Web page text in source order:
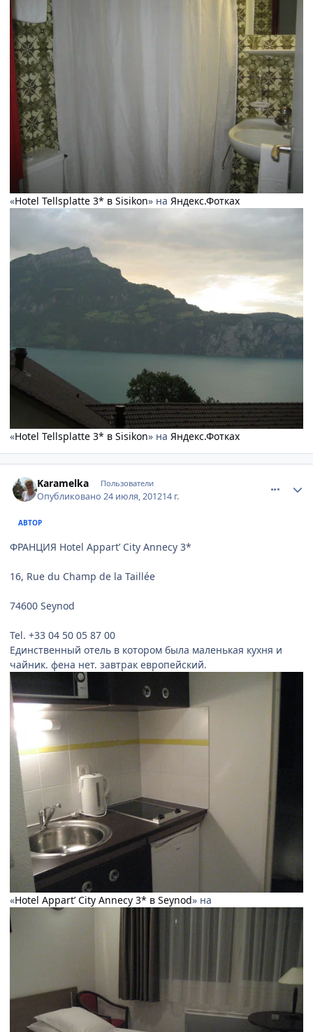
«Hotel Tellsplatte 3* в Sisikon» на Яндекс.Фотках
«Hotel Tellsplatte 3* в Sisikon» на Яндекс.Фотках
Karamelka Пользователи
Опубликовано24 июля, 201214 г.
АВТОР
ФРАНЦИЯ Hotel Appart’ City Annecy 3*
16, Rue du Champ de la Taillée
74600 Seynod
Tel. +33 04 50 05 87 00
Единственный отель в котором была маленькая кухня и
чайник. фена нет. завтрак европейский.
«Hotel Appart’ City Annecy 3* в Seynod» на